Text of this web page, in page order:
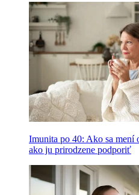
Imunita po 40: Ako sa mení
ako ju prirodzene podporiť